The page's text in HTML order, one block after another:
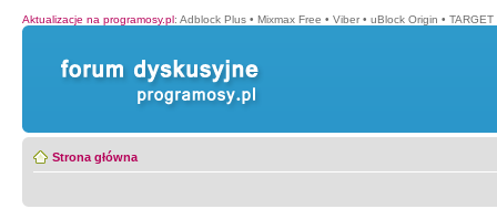
Aktualizacje na programosy.pl: Adblock Plus • Mixmax Free • Viber • uBlock Origin •
Strona główna